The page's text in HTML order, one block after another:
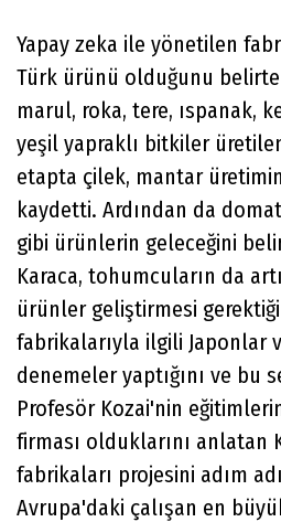
Yapay zeka ile yönetilen
Türk ürünü olduğunu
marul, roka, tere, ıspanak,
yeşil yapraklı bitkiler
etapta çilek, mantar
kaydetti. Ardından da
gibi ürünlerin geleceğini
Karaca, tohumcuların da
ürünler geliştirmesi
fabrikalarıyla ilgili Japonlar
denemeler yaptığını ve bu
Profesör Kozai'nin
firması olduklarını anlatan
fabrikaları projesini adım
Avrupa'daki çalışan en